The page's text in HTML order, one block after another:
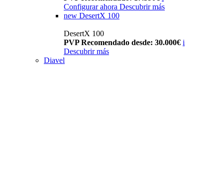
Configurar ahora Descubrir más
new DesertX 100
DesertX 100
PVP Recomendado desde: 30.000€ i
Descubrir más
Diavel